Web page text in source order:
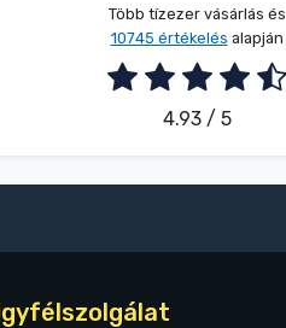
Több tízezer vásárlás és
10745 értékelés alapján
4.93 / 5